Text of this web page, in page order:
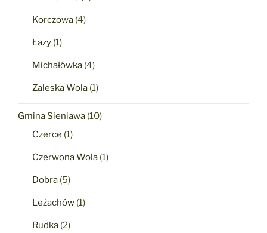
Korczowa (4)
Łazy (1)
Michałówka (4)
Zaleska Wola (1)
Gmina Sieniawa (10)
Czerce (1)
Czerwona Wola (1)
Dobra (5)
Leżachów (1)
Rudka (2)